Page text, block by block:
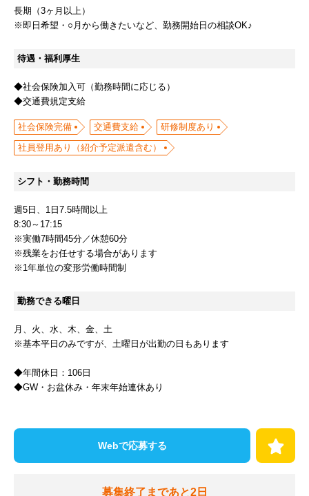
長期（3ヶ月以上）
※即日希望・○月から働きたいなど、勤務開始日の相談OK♪
待遇・福利厚生
◆社会保険加入可（勤務時間に応じる）
◆交通費規定支給
社会保険完備 交通費支給
研修制度あり
社員登用あり（紹介予定派遣含む）
シフト・勤務時間
週5日、1日7.5時間以上
8:30～17:15
※実働7時間45分／休憩60分
※残業をお任せする場合があります
※1年単位の変形労働時間制
勤務できる曜日
月 火 水 木 金
土
※基本平日のみですが、土曜日が出勤の日もあります
◆年間休日：106日
◆GW・お盆休み・年末年始連休あり
Webで応募する
募集終了まであと2日